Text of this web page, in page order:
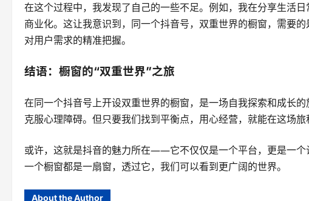
在这个过程中，我发现了自己的一些不足。例如，我在分享生活
商业化。这让我意识到，同一个抖音号，双重世界的橱窗，需要
对用户需求的精准把握。
结语：橱窗的“双重世界”之旅
在同一个抖音号上开设双重世界的橱窗，是一场自我探索和成长
克服心理障碍。但只要我们找到平衡点，用心经营，就能在这场旅
或许，这就是抖音的魅力所在——它不仅仅是一个平台，更是一
一个橱窗都是一扇窗，透过它，我们可以看到更广阔的世界。
About the Author